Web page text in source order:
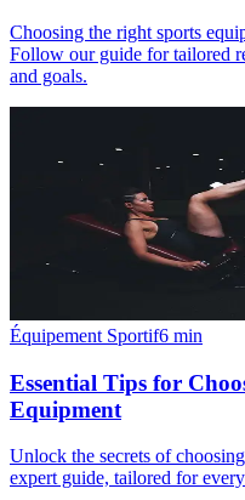
Choosing the right sports
Follow our guide for tailored
and goals.
Équipement Sportif6 min
Essential Tips for
Equipment
Unlock the secrets of
expert guide, tailored for